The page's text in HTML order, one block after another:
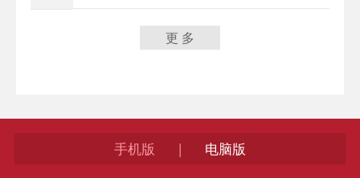
更 多
手机版 | 电脑版